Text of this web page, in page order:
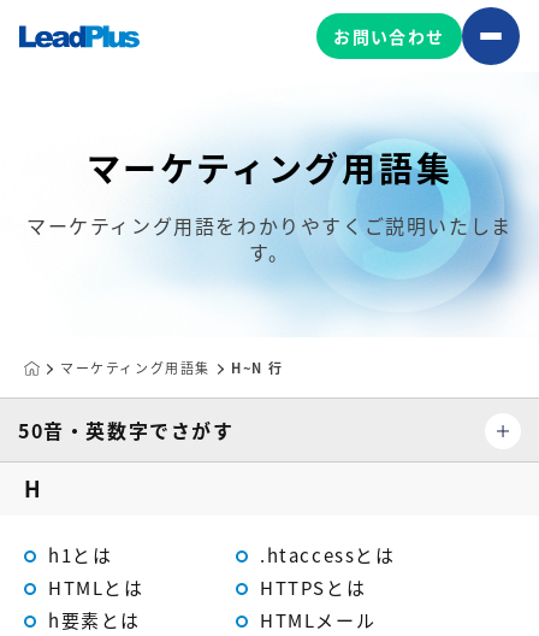
広告プロモーション
MA/CRM/SFA導入・運用
コンテンツ制作
サイトアクセス解析ダッシュ
ボード
HubSpot導入・運用
【店舗型ビジネス向け】エリ
ア
マーケティングサービス
ング
サービス
お問い合わせ
マーケティング用語集 H~N 行
マーケティング用語集
マーケティング用語をわかりやすくご説明いたしま
す。
50音・英数字でさがす
H
h1とは
.htaccessとは
HTMLとは
HTTPSとは
h要素とは
HTMLメール